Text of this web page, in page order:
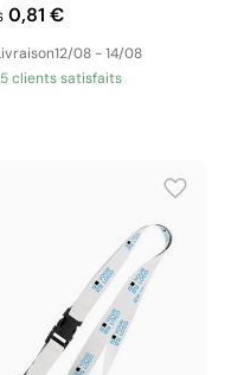
0,81 €
12/08 - 14/08
clients satisfaits